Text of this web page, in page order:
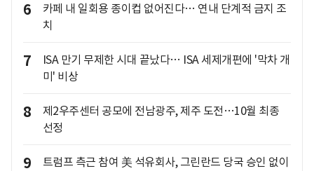
6
카페 내 일회용 종이컵 없어진다… 연내 단계적 금지 조
치
7
ISA 만기 무제한 시대 끝났다… ISA 세제개편에 '막차 개
미' 비상
8
제2우주센터 공모에 전남광주, 제주 도전…10월 최종
선정
9 트럼프 측근 참여 美 석유회사, 그린란드 당국 승인 없이